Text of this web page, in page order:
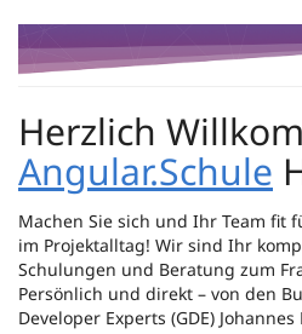
Zum
Haupt-
Inhalt
Herzlich
Angular.Schule
Machen Sie sich und Ihr Team fit
im Projektalltag! Wir sind Ihr
Schulungen und Beratung zum
Persönlich und direkt – von den
Developer Experts (GDE)